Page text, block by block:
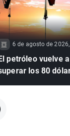
6 de agosto de
petróleo vuelve a
los 80